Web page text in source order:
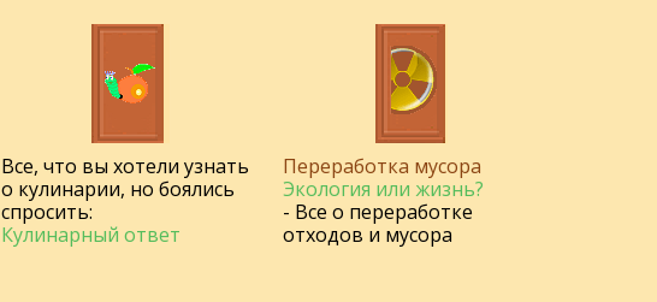
Все, что вы хотели узнать
о кулинарии, но боялись
спросить:
Кулинарный ответ
Переработка мусора
Экология или жизнь?
- Все о переработке
отходов и мусора